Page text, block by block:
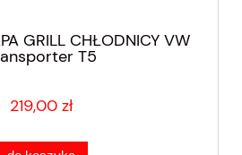
GRILL CHŁODNICY VW
T5
219,00 zł